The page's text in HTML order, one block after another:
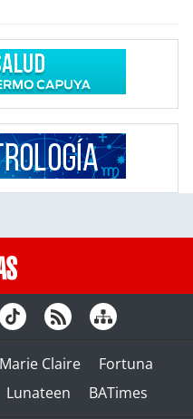
Marie Claire
Fortuna
Lunateen BATimes